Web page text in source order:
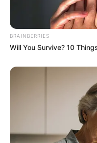
BRAINBERRIES
Will You Survive? 10